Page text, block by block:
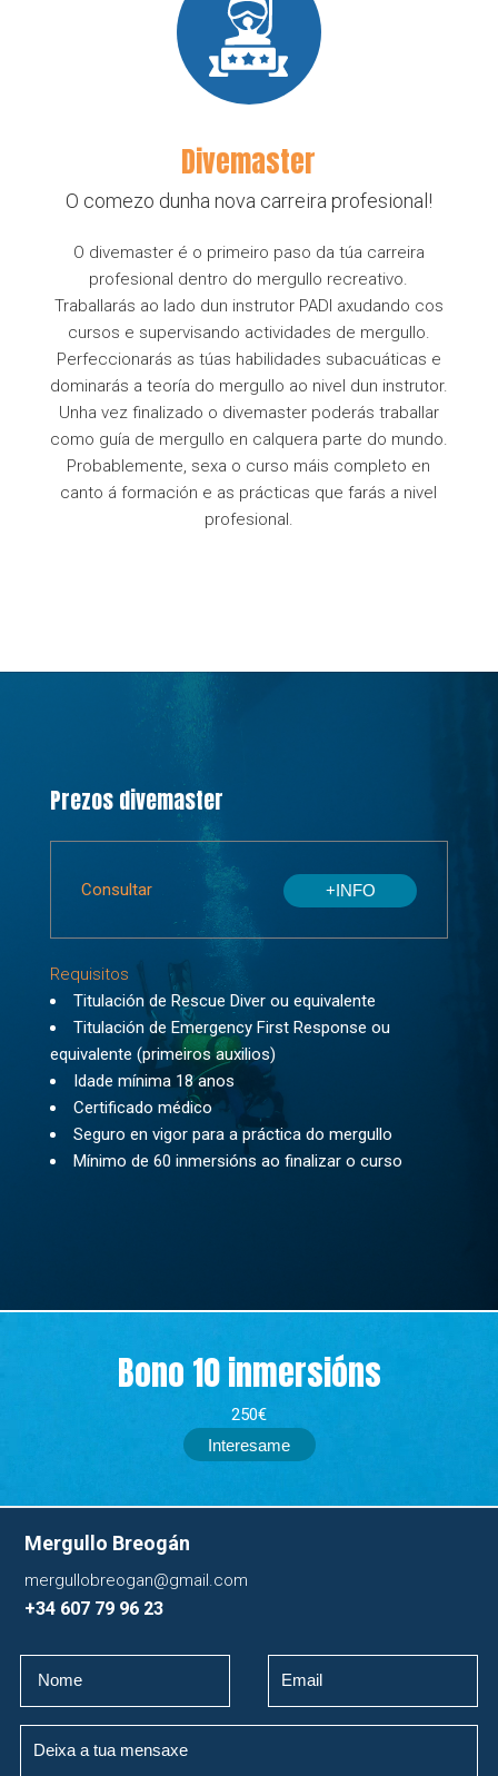
Divemaster
O comezo dunha nova carreira profesional!
O divemaster é o primeiro paso da túa carreira
profesional dentro do mergullo recreativo.
Traballarás ao lado dun instrutor PADI axudando cos
cursos e supervisando actividades de mergullo.
Perfeccionarás as túas habilidades subacuáticas e
dominarás a teoría do mergullo ao nivel dun instrutor.
Unha vez finalizado o divemaster poderás traballar
como guía de mergullo en calquera parte do mundo.
Probablemente, sexa o curso máis completo en
canto á formación e as prácticas que farás a nivel
profesional.
Prezos divemaster
Consultar +INFO
Requisitos
Titulación de Rescue Diver ou equivalente
Titulación de Emergency First Response ou
equivalente (primeiros auxilios)
Idade mínima 18 anos
Certificado médico
Seguro en vigor para a práctica do mergullo
Mínimo de 60 inmersións ao finalizar o curso
Bono 10 inmersións
250€
Interesame
Mergullo Breogán
mergullobreogan@gmail.com
+34 607 79 96 23